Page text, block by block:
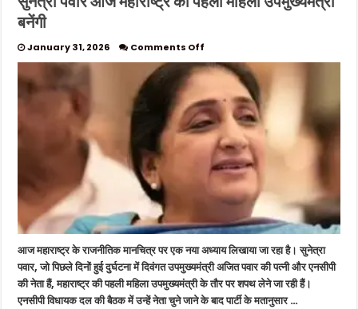
बनेंगी
January 31, 2026 Comments Off
सुनेत्रा
पवार
महाराष्ट्र
की
पहली
महिला
उपमुख्यमंत्री
बनेंगी
आज महाराष्ट्र के राजनीतिक मानचित्र पर एक नया अध्याय लिखाया जा रहा है। सुनेत्रा
पवार, जो पिछले दिनों हुई दुर्घटना में दिवंगत उपमुख्यमंत्री अजित पवार की पत्नी और एनसीपी
की नेता हैं, महाराष्ट्र की पहली महिला उपमुख्यमंत्री के तौर पर शपथ लेने जा रही हैं।
एनसीपी विधायक दल की बैठक में उन्हें नेता चुने जाने के बाद पार्टी के मतानुसार …